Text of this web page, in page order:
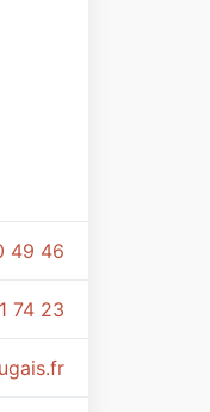
49 46
74 23